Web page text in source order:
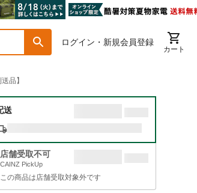
ログイン・新規会員登録
カート
品】
送
店舗受取不可
CAINZ PickUp
この商品は店舗受取対象外です